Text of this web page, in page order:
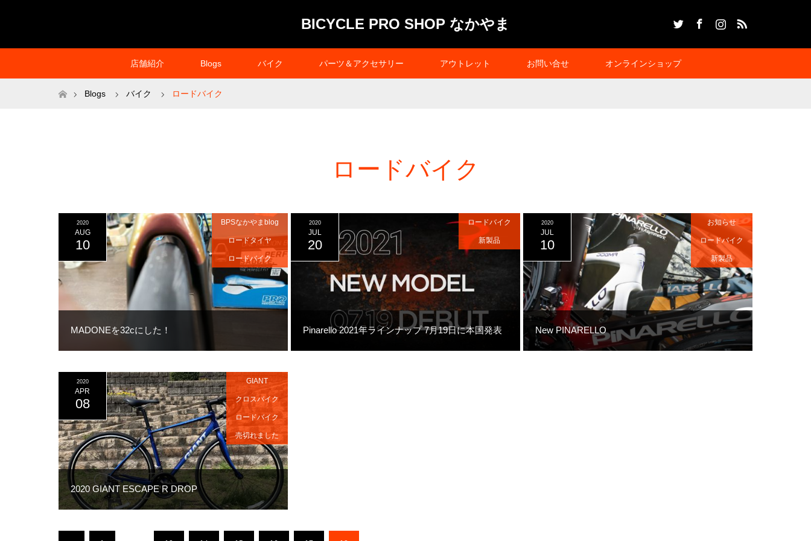
BICYCLE PRO SHOP なかやま
店舗紹介 Blogs バイク パーツ＆アクセサリー アウトレット お問い合せ オンラインショップ
ホームBlogs バイク ロードバイク
ロードバイク
MADONEを32cにした！
2020
AUG
10
BPSなかやまblog
ロードタイヤ
ロードバイク
Pinarello 2021年ラインナップ 7月19日に本国発表
2020
JUL
20
ロードバイク
新製品
New PINARELLO
2020
JUL
10
お知らせ
ロードバイク
新製品
2020 GIANT ESCAPE R DROP
2020
APR
08
GIANT
クロスバイク
ロードバイク
売切れました